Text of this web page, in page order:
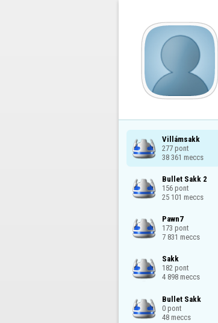
Villámsakk
277 pont
38 361 meccs
Bullet Sakk 2
156 pont
25 101 meccs
Pawn7
173 pont
7 831 meccs
Sakk
182 pont
4 898 meccs
Bullet Sakk
0 pont
48 meccs